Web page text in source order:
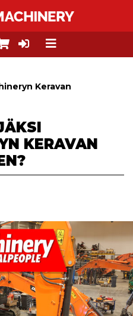
Keravan
KERAVAN